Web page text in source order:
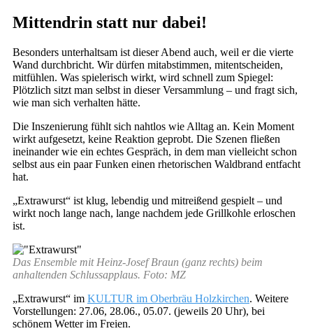
Mittendrin statt nur dabei!
Besonders unterhaltsam ist dieser Abend auch, weil er die vierte
Wand durchbricht. Wir dürfen mitabstimmen, mitentscheiden,
mitfühlen. Was spielerisch wirkt, wird schnell zum Spiegel:
Plötzlich sitzt man selbst in dieser Versammlung – und fragt sich,
wie man sich verhalten hätte.
Die Inszenierung fühlt sich nahtlos wie Alltag an. Kein Moment
wirkt aufgesetzt, keine Reaktion geprobt. Die Szenen fließen
ineinander wie ein echtes Gespräch, in dem man vielleicht schon
selbst aus ein paar Funken einen rhetorischen Waldbrand entfacht
hat.
„Extrawurst“ ist klug, lebendig und mitreißend gespielt – und
wirkt noch lange nach, lange nachdem jede Grillkohle erloschen
ist.
Das Ensemble mit Heinz-Josef Braun (ganz rechts) beim
anhaltenden Schlussapplaus. Foto: MZ
„Extrawurst“ im KULTUR im Oberbräu Holzkirchen. Weitere
Vorstellungen: 27.06, 28.06., 05.07. (jeweils 20 Uhr), bei
schönem Wetter im Freien.